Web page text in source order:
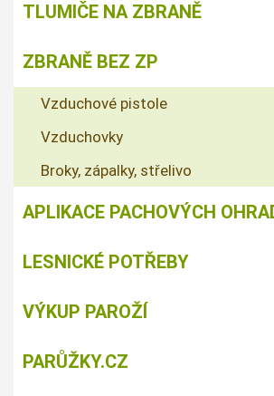
TLUMIČE NA ZBRANĚ
ZBRANĚ BEZ ZP
Vzduchové pistole
Vzduchovky
Broky, zápalky, střelivo
APLIKACE PACHOVÝCH
LESNICKÉ POTŘEBY
VÝKUP PAROŽÍ
PARŮŽKY.CZ